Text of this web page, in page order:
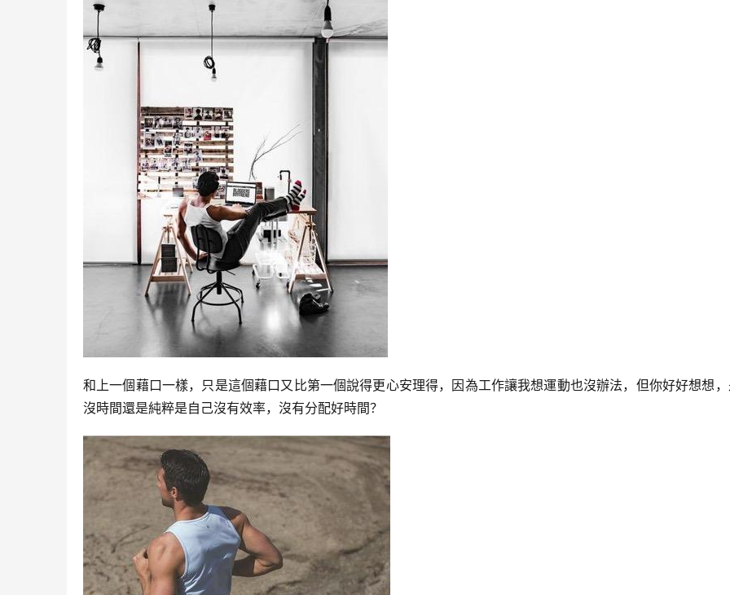
和上一個藉口一樣，只是這個藉口又比第一個說得更心安理得，因為工作讓我想運動也沒辦法，但你好好想想
沒時間還是純粹是自己沒有效率，沒有分配好時間？